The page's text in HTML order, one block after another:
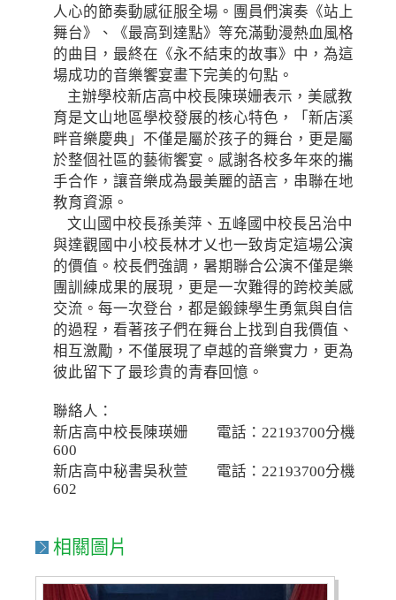
人心的節奏動感征服全場。團員們演奏《站上
舞台》、《最高到達點》等充滿動漫熱血風格
的曲目，最終在《永不結束的故事》中，為這
場成功的音樂饗宴畫下完美的句點。
主辦學校新店高中校長陳瑛姗表示，美感教
育是文山地區學校發展的核心特色，「新店溪
畔音樂慶典」不僅是屬於孩子的舞台，更是屬
於整個社區的藝術饗宴。感謝各校多年來的攜
手合作，讓音樂成為最美麗的語言，串聯在地
教育資源。
文山國中校長孫美萍、五峰國中校長呂治中
與達觀國中小校長林才乂也一致肯定這場公演
的價值。校長們強調，暑期聯合公演不僅是樂
團訓練成果的展現，更是一次難得的跨校美感
交流。每一次登台，都是鍛鍊學生勇氣與自信
的過程，看著孩子們在舞台上找到自我價值、
相互激勵，不僅展現了卓越的音樂實力，更為
彼此留下了最珍貴的青春回憶。
聯絡人：
新店高中校長陳瑛姗 電話：22193700分機
600
新店高中秘書吳秋萱 電話：22193700分機
602
相關圖片